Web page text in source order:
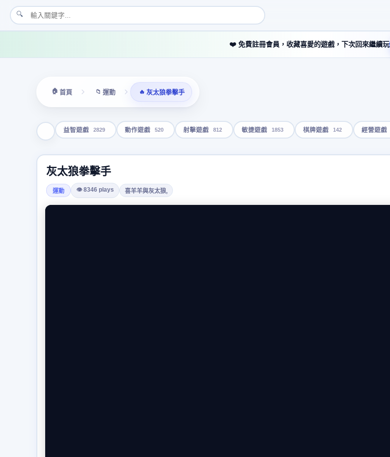
🔍
❤️ 免費註冊會員，收藏喜愛的遊戲，下次回來繼續玩
🏠 首頁 📁 運動 🔥 灰太狼拳擊手
益智遊戲 2829 動作遊戲 520 射擊遊戲 812 敏捷遊戲 1853 棋牌遊戲 142 經營遊戲
灰太狼拳擊手
運動 👁 8346 plays 喜羊羊與灰太狼,